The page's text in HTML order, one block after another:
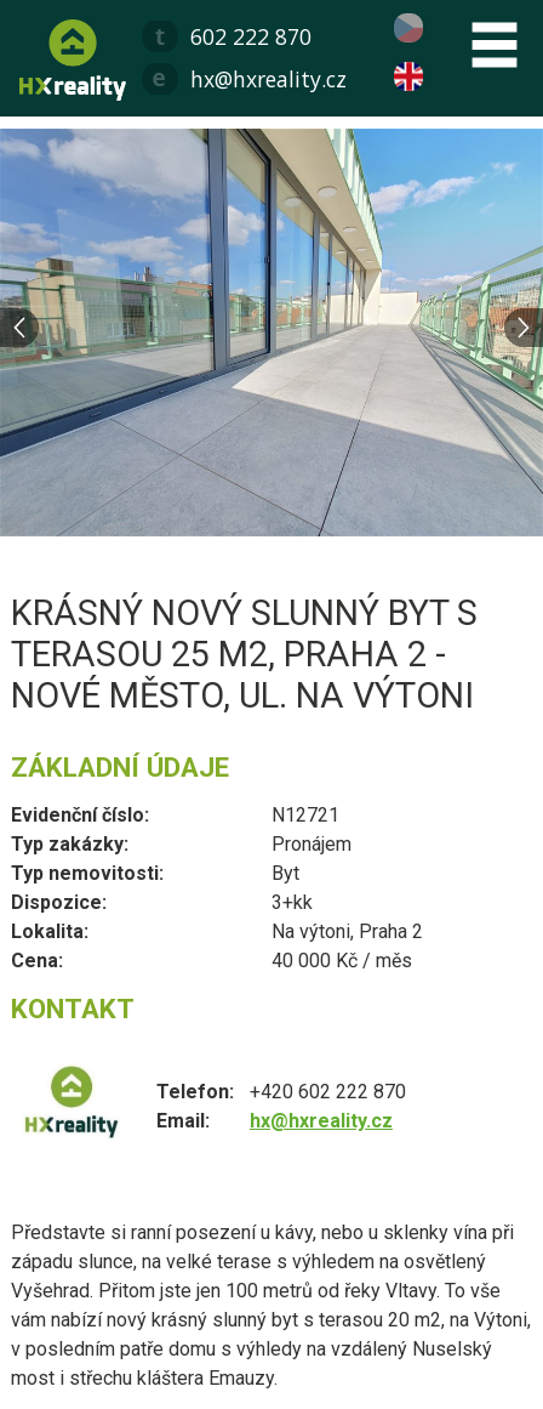
602 222 870
hx@hxreality.cz
KRÁSNÝ NOVÝ SLUNNÝ BYT S
TERASOU 25 M2, PRAHA 2 -
NOVÉ MĚSTO, UL. NA VÝTONI
ZÁKLADNÍ ÚDAJE
Evidenční číslo:
N12721
Typ zakázky:
Pronájem
Typ nemovitosti:
Byt
Dispozice:
3+kk
Lokalita:
Na výtoni, Praha 2
Cena:
40 000 Kč / měs
KONTAKT
Telefon:
+420 602 222 870
Email:
hx@hxreality.cz
Představte si ranní posezení u kávy, nebo u sklenky vína při
západu slunce, na velké terase s výhledem na osvětlený
Vyšehrad. Přitom jste jen 100 metrů od řeky Vltavy. To vše
vám nabízí nový krásný slunný byt s terasou 20 m2, na Výtoni,
v posledním patře domu s výhledy na vzdálený Nuselský
most i střechu kláštera Emauzy.